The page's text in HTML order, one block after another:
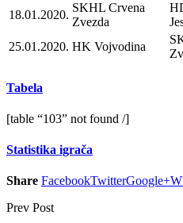
18.01.2020.
SKHL Crvena
Zvezda
25.01.2020. HK Vojvodina
Tabela
[table “103” not found /]
Statistika igrača
Share FacebookTwitterGoogle+
Prev Post